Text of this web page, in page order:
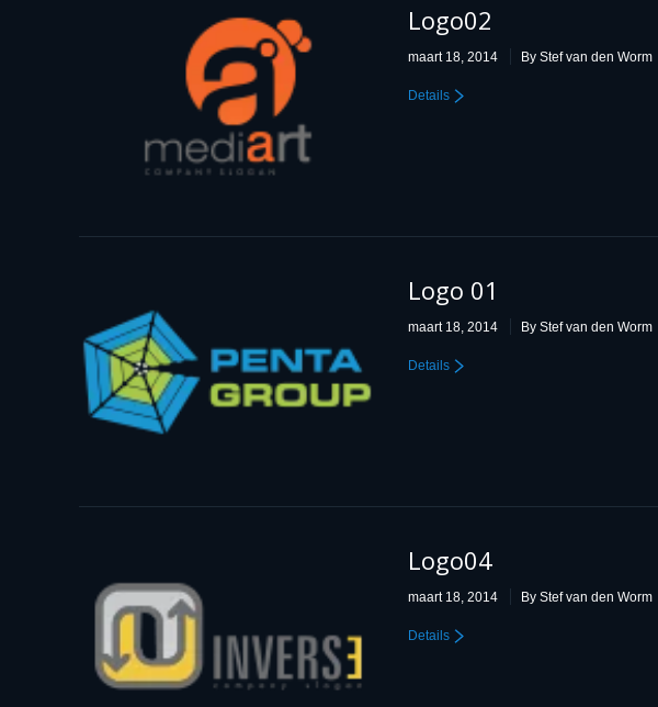
Logo02
maart 18, 2014 By Stef van den Worm
Details
Logo 01
maart 18, 2014 By Stef van den Worm
Details
Logo04
maart 18, 2014 By Stef van den Worm
Details